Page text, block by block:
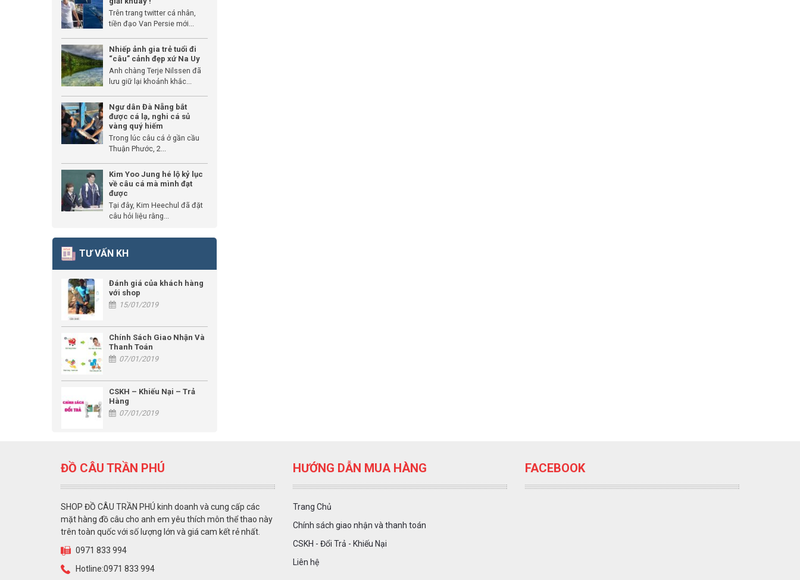
Trên trang twitter cá nhân,
tiền đạo Van Persie mới...
Nhiếp ảnh gia trẻ tuổi đi
“câu” cảnh đẹp xứ Na Uy
Anh chàng Terje Nilssen đã
lưu giữ lại khoảnh khắc...
Ngư dân Đà Nẵng bắt
được cá lạ, nghi cá sủ
vàng quý hiếm
Trong lúc câu cá ở gần cầu
Thuận Phước, 2...
Kim Yoo Jung hé lộ kỷ lục
về câu cá mà mình đạt
được
Tại đây, Kim Heechul đã đặt
câu hỏi liệu rằng...
TƯ VẤN KH
Đánh giá của khách hàng
với shop
15/01/2019
Chính Sách Giao Nhận Và
Thanh Toán
07/01/2019
CSKH – Khiếu Nại – Trả
Hàng
07/01/2019
ĐỒ CÂU TRẦN PHÚ
SHOP ĐỒ CÂU TRẦN PHÚ kinh doanh và cung cấp các
mặt hàng đồ câu cho anh em yêu thích môn thể thao này
trên toàn quốc với số lượng lớn và giá cam kết rẻ nhất.
0971 833 994
Hotline:0971 833 994
HƯỚNG DẪN MUA HÀNG
Trang Chủ
Chính sách giao nhận và thanh toán
CSKH - Đổi Trả - Khiếu Nại
Liên hệ
FACEBOOK